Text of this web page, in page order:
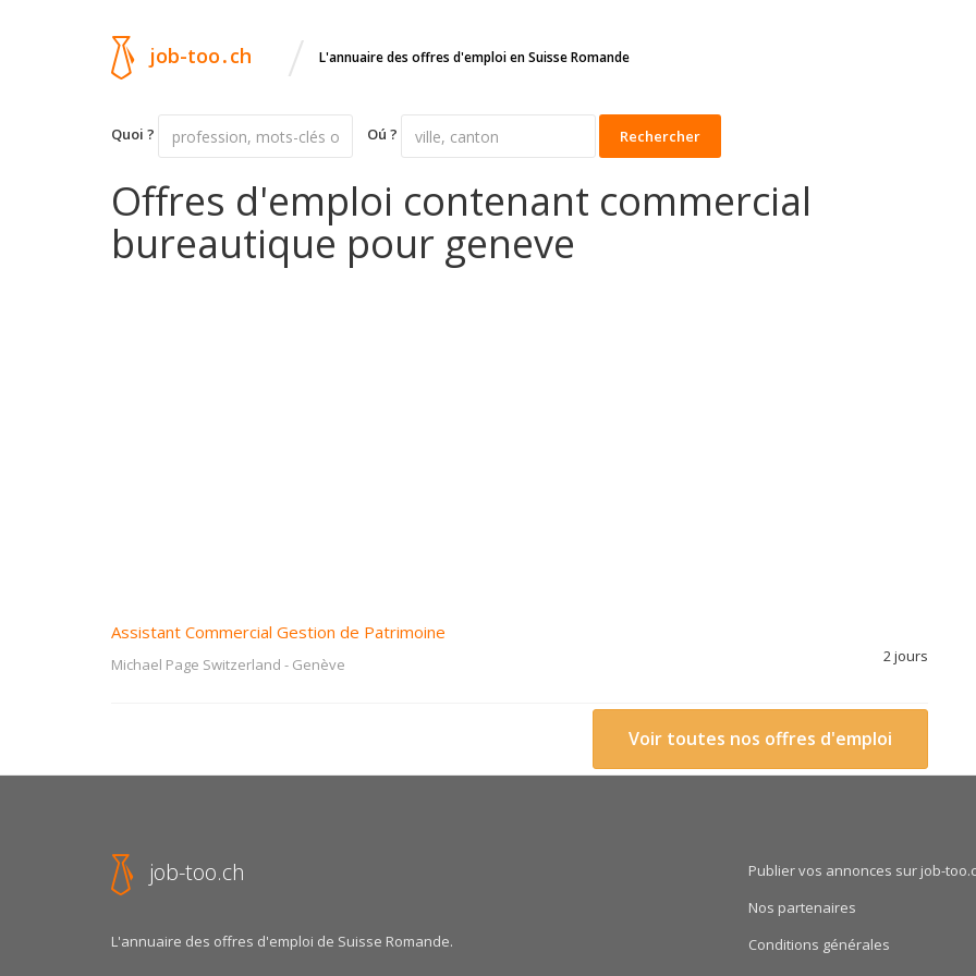
job-too.ch / L'annuaire des offres d'emploi en Suisse Romande
Quoi ? Oú ? Rechercher
Offres d'emploi contenant commercial
bureautique pour geneve
Assistant Commercial Gestion de Patrimoine
Michael Page Switzerland - Genève 2 jours
Voir toutes nos offres d'emploi
job-too.ch
L'annuaire des offres d'emploi de Suisse Romande.
Publier vos annonces sur job-
Nos partenaires
Conditions générales